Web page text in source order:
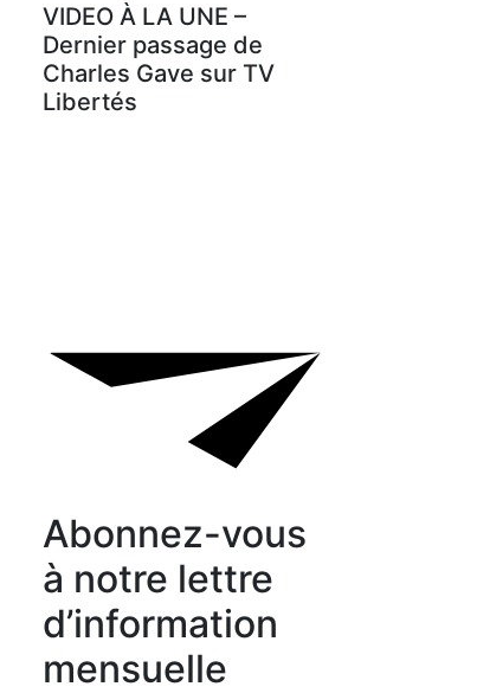
VIDEO À LA UNE –
Dernier passage de
Charles Gave sur TV
Libertés
Abonnez-vous
à notre lettre
d’information
mensuelle